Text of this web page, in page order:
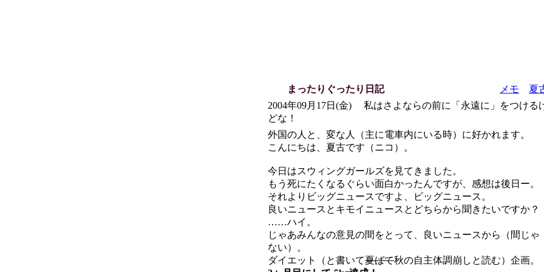
まったりぐったり日記 メモ
夏
2004年09月17日(金) 私はさよならの前に「永遠に」をつける
どな！
外国の人と、変な人（主に電車内にいる時）に好かれます。
こんにちは、夏古です（ニコ）。
今日はスウィングガールズを見てきました。
もう死にたくなるぐらい面白かったんですが、感想は後日ー。
それよりビッグニュースですよ、ビッグニュース。
良いニュースとキモイニュースとどちらから聞きたいですか？
……ハイ。
じゃあみんなの意見の間をとって、良いニュースから（間じゃ
ない）。
ダイエット（と書いて夏ばて秋の自主体調崩しと読む）企画。